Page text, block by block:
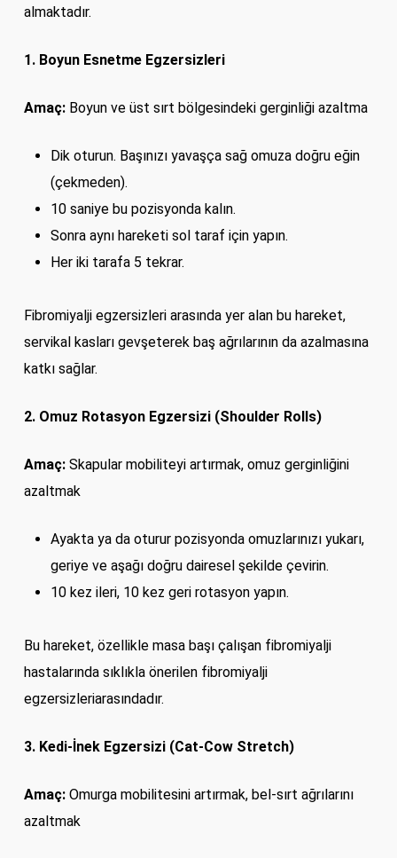
almaktadır.
1. Boyun Esnetme Egzersizleri
Amaç:Boyun ve üst sırt bölgesindeki gerginliği azaltma
Dik oturun. Başınızı yavaşça sağ omuza doğru eğin
(çekmeden).
10 saniye bu pozisyonda kalın.
Sonra aynı hareketi sol taraf için yapın.
Her iki tarafa 5 tekrar.
Fibromiyalji egzersizleri arasında yer alan bu hareket,
servikal kasları gevşeterek baş ağrılarının da azalmasına
katkı sağlar.
2. Omuz Rotasyon Egzersizi (Shoulder Rolls)
Amaç:Skapular mobiliteyi artırmak, omuz gerginliğini
azaltmak
Ayakta ya da oturur pozisyonda omuzlarınızı yukarı,
geriye ve aşağı doğru dairesel şekilde çevirin.
10 kez ileri, 10 kez geri rotasyon yapın.
Bu hareket, özellikle masa başı çalışan fibromiyalji
hastalarında sıklıkla önerilen fibromiyalji
egzersizleriarasındadır.
3. Kedi-İnek Egzersizi (Cat-Cow Stretch)
Amaç:Omurga mobilitesini artırmak, bel-sırt ağrılarını
azaltmak